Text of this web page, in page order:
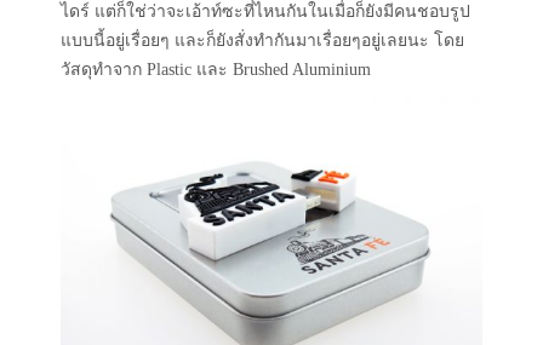
ไดร์ แต่ก็ใช่ว่าจะเอ้าท์ซะที่ไหนกันในเมื่อก็ยังมีคนชอบรูป
แบบนี้อยู่เรื่อยๆ และก็ยังสั่งทำกันมาเรื่อยๆอยู่เลยนะ โดย
วัสดุทำจาก Plastic และ Brushed Aluminium